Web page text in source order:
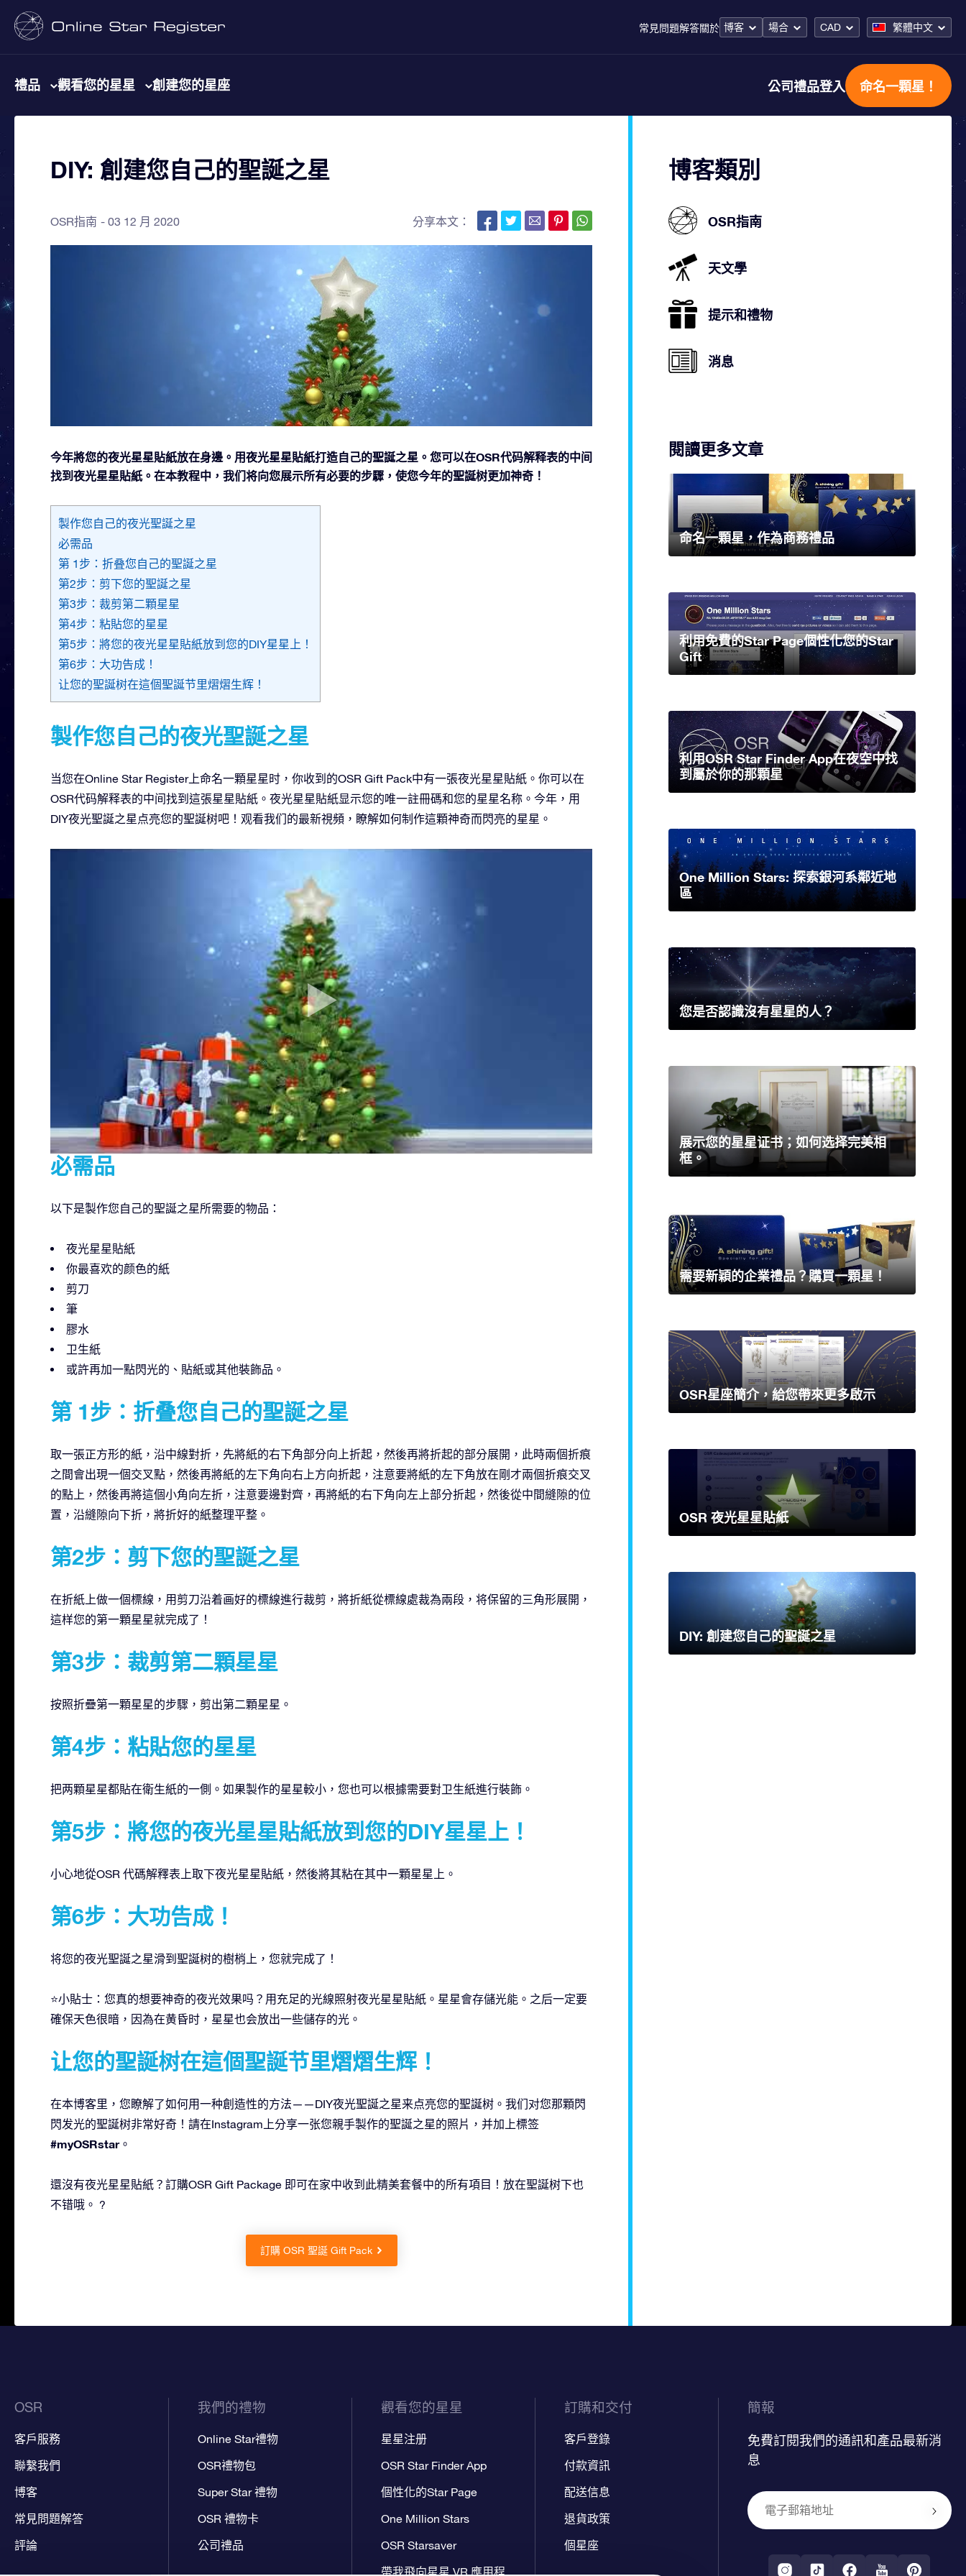
常見問題解答關於 博客 場合 CAD 繁體中文
禮品 觀看您的星星 創建您的星座 公司禮品登入 命名一顆星！
DIY: 創建您自己的聖誕之星
OSR指南 03 12 月 2020 分享本文：
今年將您的夜光星星貼紙放在身邊。用夜光星星貼紙打造自己的聖誕之星。您可以在OSR代码解释表的中间
找到夜光星星貼紙。在本教程中，我们将向您展示所有必要的步驟，使您今年的聖誕树更加神奇！
製作您自己的夜光聖誕之星
必需品
第 1步：折叠您自己的聖誕之星
第2步：剪下您的聖誕之星
第3步：裁剪第二顆星星
第4步：粘貼您的星星
第5步：將您的夜光星星貼紙放到您的DIY星星上！
第6步：大功告成！
让您的聖誕树在這個聖誕节里熠熠生辉！
製作您自己的夜光聖誕之星
当您在Online Star Register上命名一顆星星时，你收到的OSR Gift Pack中有一張夜光星星貼紙。你可以在
OSR代码解释表的中间找到這張星星貼紙。夜光星星貼紙显示您的唯一註冊碼和您的星星名称。今年，用
DIY夜光聖誕之星点亮您的聖誕树吧！观看我们的最新視頻，瞭解如何制作這顆神奇而閃亮的星星。
必需品
以下是製作您自己的聖誕之星所需要的物品：
夜光星星貼紙
你最喜欢的颜色的紙
剪刀
筆
膠水
卫生紙
或許再加一點閃光的、貼紙或其他裝飾品。
第 1步：折叠您自己的聖誕之星
取一張正方形的紙，沿中線對折，先將紙的右下角部分向上折起，然後再將折起的部分展開，此時兩個折痕
之間會出現一個交叉點，然後再將紙的左下角向右上方向折起，注意要將紙的左下角放在剛才兩個折痕交叉
的點上，然後再將這個小角向左折，注意要邊對齊，再將紙的右下角向左上部分折起，然後從中間縫隙的位
置，沿縫隙向下折，將折好的紙整理平整。
第2步：剪下您的聖誕之星
在折紙上做一個標線，用剪刀沿着画好的標線進行裁剪，將折紙從標線處裁為兩段，将保留的三角形展開，
這样您的第一顆星星就完成了！
第3步：裁剪第二顆星星
按照折疊第一顆星星的步驟，剪出第二顆星星。
第4步：粘貼您的星星
把两顆星星都貼在衛生紙的一側。如果製作的星星較小，您也可以根據需要對卫生紙進行裝飾。
第5步：將您的夜光星星貼紙放到您的DIY星星上！
小心地從OSR 代碼解釋表上取下夜光星星貼紙，然後將其粘在其中一顆星星上。
第6步：大功告成！
将您的夜光聖誕之星滑到聖誕树的樹梢上，您就完成了！
⭐小貼士：您真的想要神奇的夜光效果吗？用充足的光線照射夜光星星貼紙。星星會存儲光能。之后一定要
確保天色很暗，因為在黄昏时，星星也会放出一些儲存的光。
让您的聖誕树在這個聖誕节里熠熠生辉！
在本博客里，您瞭解了如何用一种創造性的方法——DIY夜光聖誕之星来点亮您的聖誕树。我们对您那顆閃
閃发光的聖誕树非常好奇！請在Instagram上分享一张您親手製作的聖誕之星的照片，并加上標签
#myOSRstar。
還沒有夜光星星貼紙？訂購OSR Gift Package 即可在家中收到此精美套餐中的所有項目！放在聖誕树下也
不错哦。 ?
訂購 OSR 聖誕 Gift Pack
博客類別
OSR指南
天文學
提示和禮物
消息
閱讀更多文章
命名一顆星，作為商務禮品
利用免費的Star Page個性化您的Star
Gift
利用OSR Star Finder App在夜空中找
到屬於你的那顆星
One Million Stars: 探索銀河系鄰近地
區
您是否認識沒有星星的人？
展示您的星星证书；如何选择完美相
框。
需要新穎的企業禮品？購買一顆星！
OSR星座簡介，給您帶來更多啟示
OSR 夜光星星貼紙
DIY: 創建您自己的聖誕之星
OSR
客戶服務
聯繫我們
博客
常見問題解答
評論
我們的禮物
Online Star禮物
OSR禮物包
Super Star 禮物
OSR 禮物卡
公司禮品
觀看您的星星
星星注册
OSR Star Finder App
個性化的Star Page
One Million Stars
OSR Starsaver
帶我飛向星星 VR 應用程
訂購和交付
客戶登錄
付款資訊
配送信息
退貨政策
個星座
簡報
免費訂閱我們的通訊和產品最新消
息